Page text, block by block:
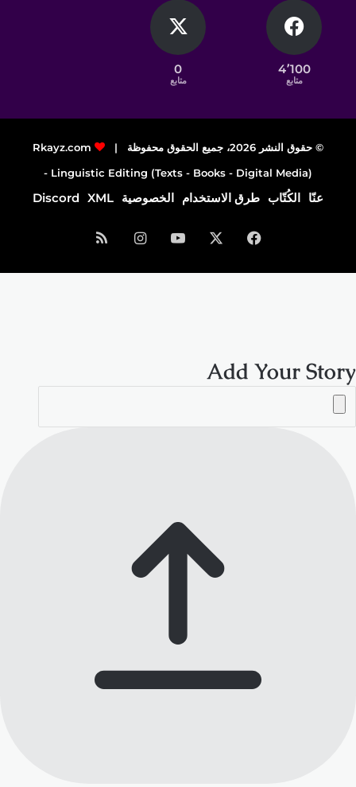
4٬100
متابع
0
متابع
© حقوق النشر 2026، جميع الحقوق محفوظة |
Rkayz.com
Linguistic Editing (Texts - Books - Digital Media) -
عنّا الكُتّاب طرق الاستخدام الخصوصية XML
Discord
فيسبوك ‫YouTubeانستقرامملخص
الموقع
Add Your Story